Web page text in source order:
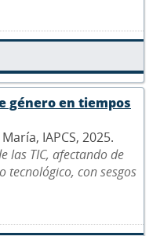
género en tiempos
IAPCS, 2025.
las TIC, afectando de
tecnológico, con sesgos